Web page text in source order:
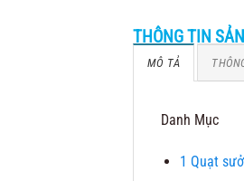
THÔNG TIN
MÔ TẢ
Danh Mục
1 Quạt